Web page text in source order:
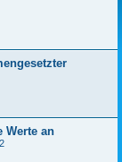
Werte an